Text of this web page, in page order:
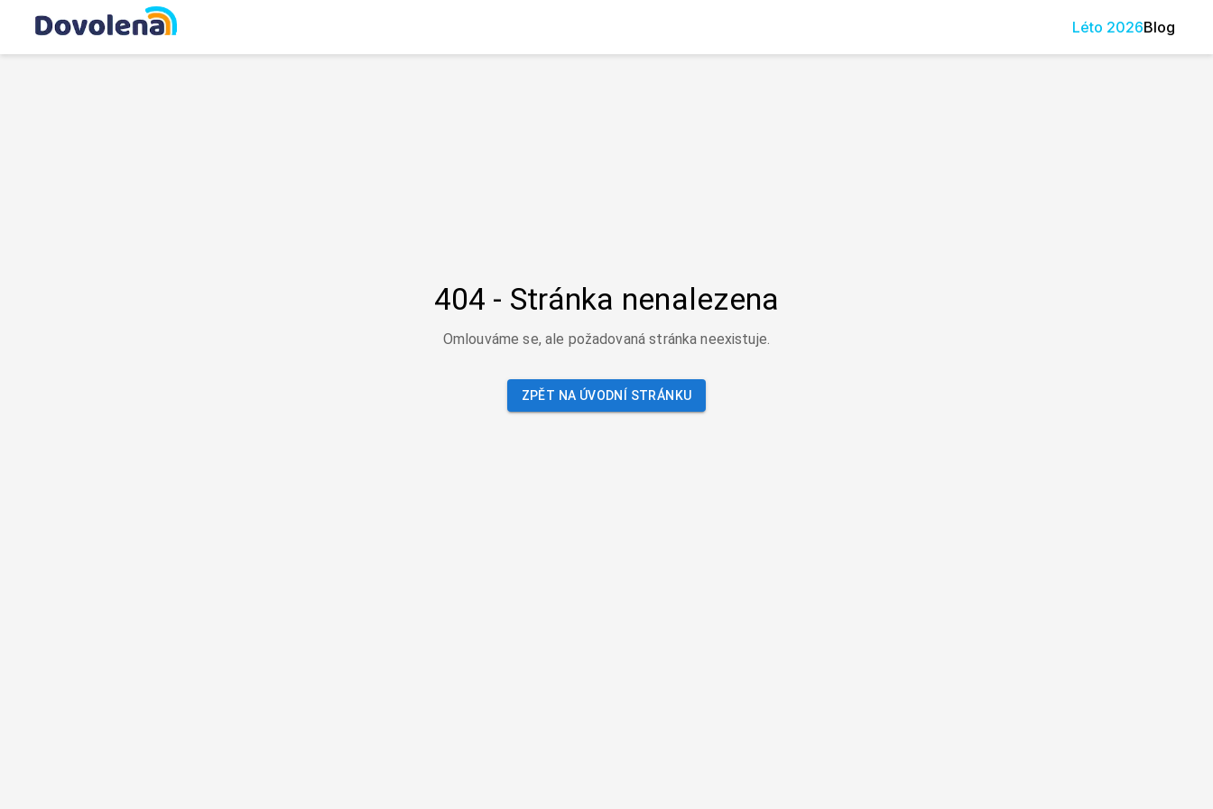
Léto 2026Blog
404 - Stránka nenalezena
Omlouváme se, ale požadovaná stránka neexistuje.
ZPĚT NA ÚVODNÍ STRÁNKU